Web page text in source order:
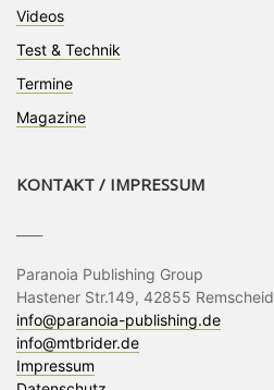
Videos
Test & Technik
Termine
Magazine
KONTAKT / IMPRESSUM
Paranoia Publishing Group
Hastener Str.149, 42855 Remscheid
info@paranoia-publishing.de
info@mtbrider.de
Impressum